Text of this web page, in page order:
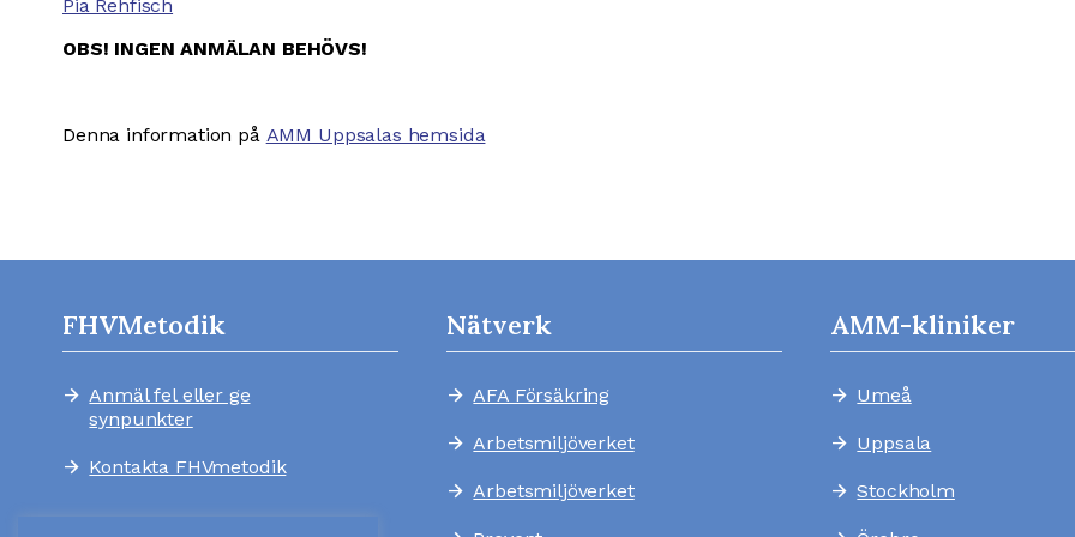
Pia Rehfisch
OBS! INGEN ANMÄLAN BEHÖVS!
Denna information på AMM Uppsalas hemsida
FHVMetodik
arrow_forward Anmäl fel eller ge
synpunkter
arrow_forward Kontakta FHVmetodik
Nätverk
arrow_forward AFA Försäkring
arrow_forward Arbetsmiljöverket
arrow_forward Arbetsmiljöverket
AMM-kliniker
arrow_forward Umeå
arrow_forward Uppsala
arrow_forward Stockholm